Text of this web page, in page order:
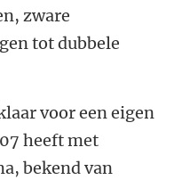
zware
tot dubbele
voor een eigen
heeft met
bekend van